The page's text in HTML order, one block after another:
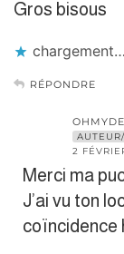
Gros bisous
chargement…
RÉPONDRE
2
Merci ma
J’ai vu ton
coïncidence